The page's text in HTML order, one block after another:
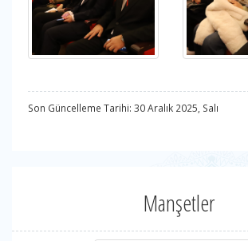
Son Güncelleme Tarihi: 30 Aralık 2025, Salı
Manşetler